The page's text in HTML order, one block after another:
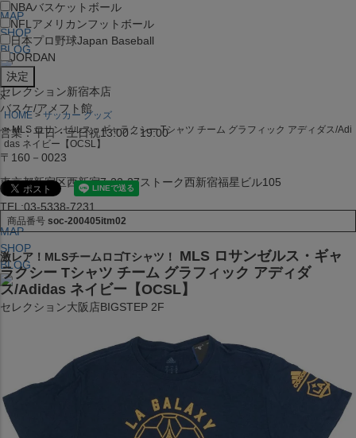
MAP
SHOP
BLOG
セレクション新宿本店
バスケ/アメフト館
営業：平日・土日祝13:00～19:00
〒160－0023
東京都新宿区西新宿7-22-37ストーク西新宿福星ビル105
TEL:03-5338-7231
MAP
SHOP
BLOG
セレクション大阪店BIGSTEP 2F
大阪府大阪市中央区西心斎橋1丁目6番14号
TEL:06-4708-3300
NBAバスケットボール
NFL アメリカンフットボール
日本プロ野球Japan Baseball
JORDAN
x
HOME
サッカー グッズ
MLS ロサンゼルス・ギャラクシー Tシャツ チーム グラフィック アディダス/Adi
das ネイビー【OCSL】
商品番号 soc-200405itm02
激レア！MLSチームロゴTシャツ！
MLS ロサンゼルス・ギャ
ラクシー Tシャツ チーム グラフィック アディダ
ス/Adidas ネイビー【OCSL】